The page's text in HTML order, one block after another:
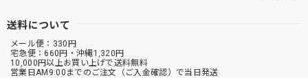
送料について
メール便：330円
宅急便：660円・沖縄1,320円
10,000円以上お買い上げで送料無料
営業日AM9:00までのご注文（ご入金確認）で当日発送